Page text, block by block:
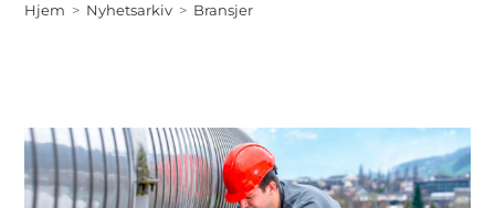
Hjem > Nyhetsarkiv > Bransjer